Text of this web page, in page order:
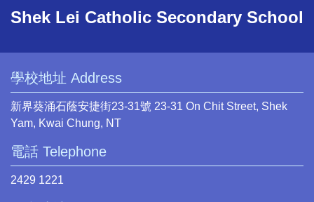
Shek Lei Catholic Secondary School
學校地址 Address
新界葵涌石蔭安捷街23-31號 23-31 On Chit Street, Shek
Yam, Kwai Chung, NT
電話 Telephone
2429 1221